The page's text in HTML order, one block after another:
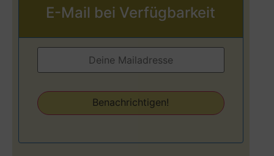
E-Mail bei Verfügbarkeit